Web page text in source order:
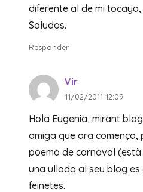
diferente al de mi
Saludos.
Responder
Vir
11/02/2011 12:09
Hola Eugenia, mirant
amiga que ara comença,
poema de carnaval
una ullada al seu blog es
feinetes.